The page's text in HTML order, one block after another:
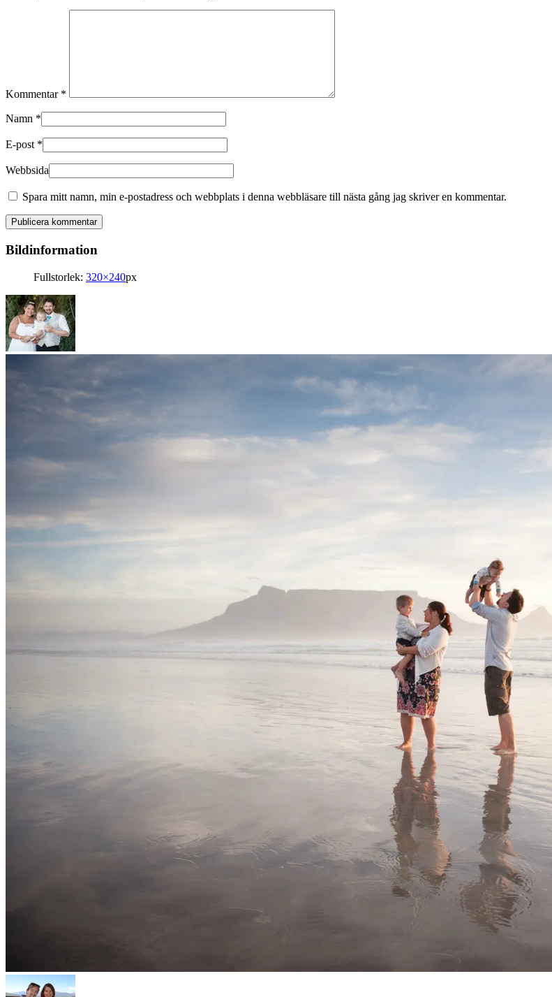
Kommentar *
Namn *
E-post *
Webbsida
Spara mitt namn, min e-postadress och webbplats i denna webbläsare till nästa gång jag skriver en kommentar.
Bildinformation
Fullstorlek: 320×240px